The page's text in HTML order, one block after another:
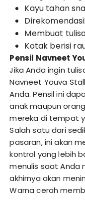
Kayu tahan
Membuat
Kotak berisi
Pensil Navneet
Jika Anda ingin
Navneet Youva
Anda. Pensil ini
anak maupun
mereka di tempat
Salah satu dari
pasaran, ini akan
kontrol yang lebih
menulis saat Anda
akhirnya akan
Warna cerah